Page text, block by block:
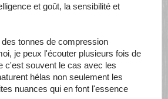
et goût, la sensibilité et
tonnes de compression
je peux l'écouter plusieurs fois de
c'est souvent le cas avec les
hélas non seulement les
nuances qui en font l'essence